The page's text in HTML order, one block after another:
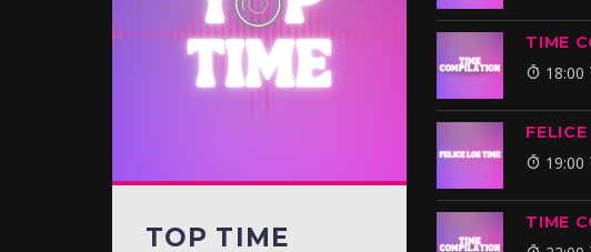
TOP TIME
TIME
18:00
19:00
TIME